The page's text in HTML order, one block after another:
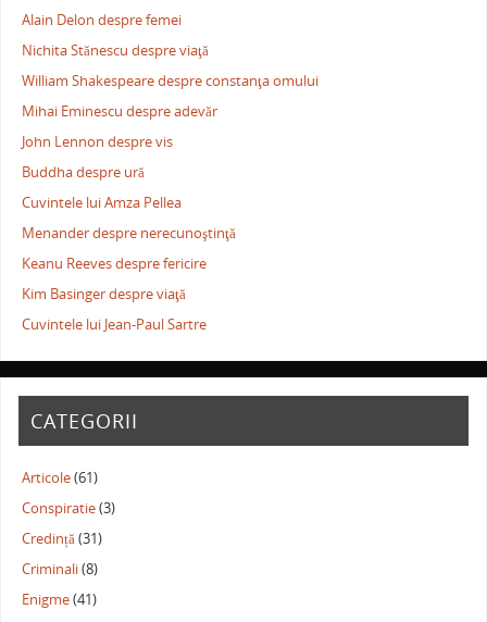
Alain Delon despre femei
Nichita Stănescu despre viaţă
William Shakespeare despre constanţa omului
Mihai Eminescu despre adevăr
John Lennon despre vis
Buddha despre ură
Cuvintele lui Amza Pellea
Menander despre nerecunoştinţă
Keanu Reeves despre fericire
Kim Basinger despre viaţă
Cuvintele lui Jean-Paul Sartre
CATEGORII
Articole(61)
Conspiratie(3)
Credință(31)
Criminali(8)
Enigme(41)